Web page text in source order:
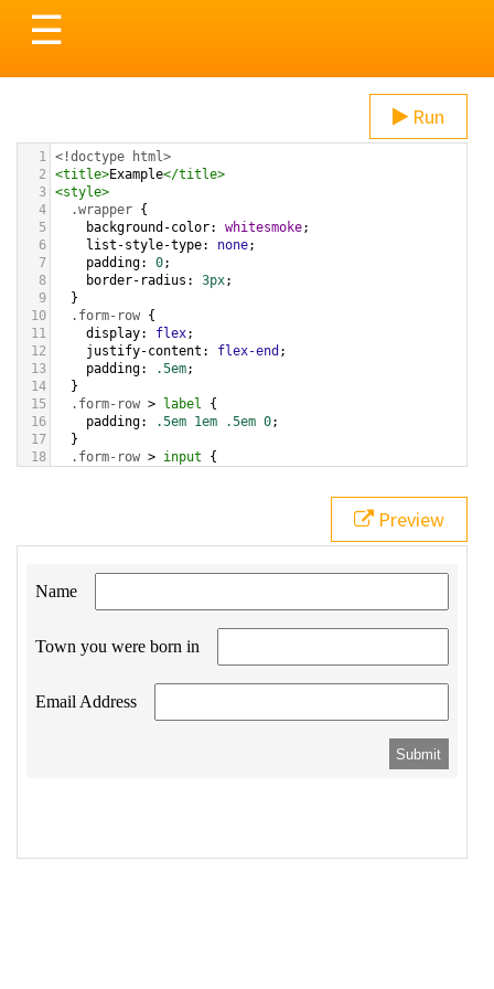
Toggle
navigation
☰
Run
1 <!doctype html>
2
<title>Example</title>
3 <style>
4
.wrapper {
5
background-color: whitesmoke;
6
list-style-type: none;
7
padding: 0;
8
border-radius : 3px;
9
  }
10
.form-row {
11
display: flex;
12
justify-content : flex-end ;
13
padding: .5em;
14
  }
15
.form-row > label {
16
padding: .5em 1em .5em 0;
17
  }
18
.form-row > input {
23
padding: .5em;
26
Preview